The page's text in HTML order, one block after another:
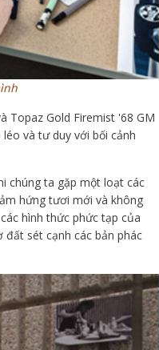
Topaz Gold Firemist '68 GM
và tư duy với bối cảnh
chúng ta gặp một loạt các
hứng tươi mới và không
hình thức phức tạp của
sét cạnh các bản phác